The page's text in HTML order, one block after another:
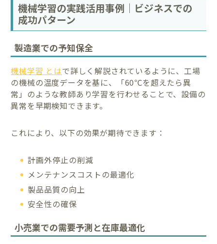
機械学習の実践活用事例｜ビジネスでの
成功パターン
製造業での予知保全
機械学習 とはで詳しく解説されているように、工場
の機械の温度データを基に、「60℃を超えたら異
常」のような教師あり学習を行わせることで、設備の
異常を早期検知できます。
これにより、以下の効果が期待できます：
計画外停止の削減
メンテナンスコストの最適化
製品品質の向上
安全性の確保
小売業での需要予測と在庫最適化